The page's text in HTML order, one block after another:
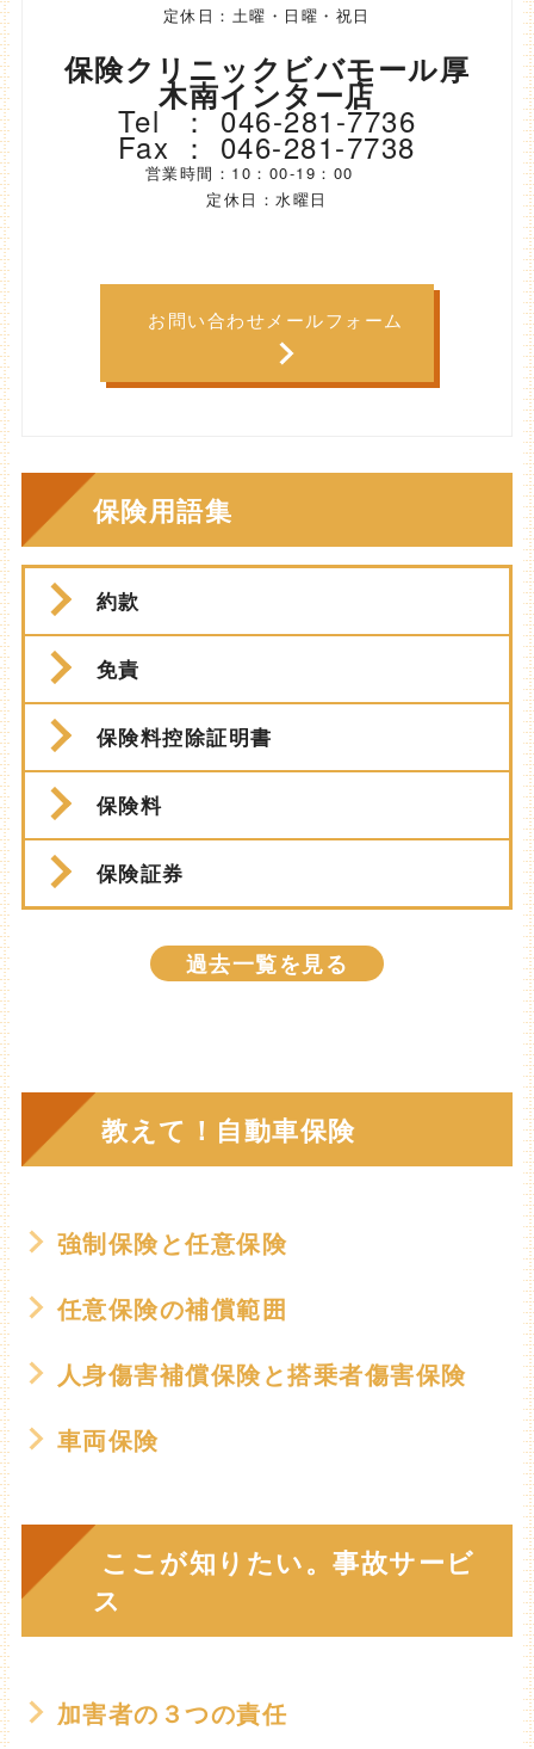
定休日：土曜・日曜・祝日
保険クリニックビバモール厚
木南インター店
Tel ： 046-281-7736
Fax ： 046-281-7738
営業時間：10：00-19：00
定休日：水曜日
お問い合わせメールフォーム
保険用語集
約款
免責
保険料控除証明書
保険料
保険証券
過去一覧を見る
教えて！自動車保険
強制保険と任意保険
任意保険の補償範囲
人身傷害補償保険と搭乗者傷害保険
車両保険
ここが知りたい。事故サービ
ス
加害者の３つの責任